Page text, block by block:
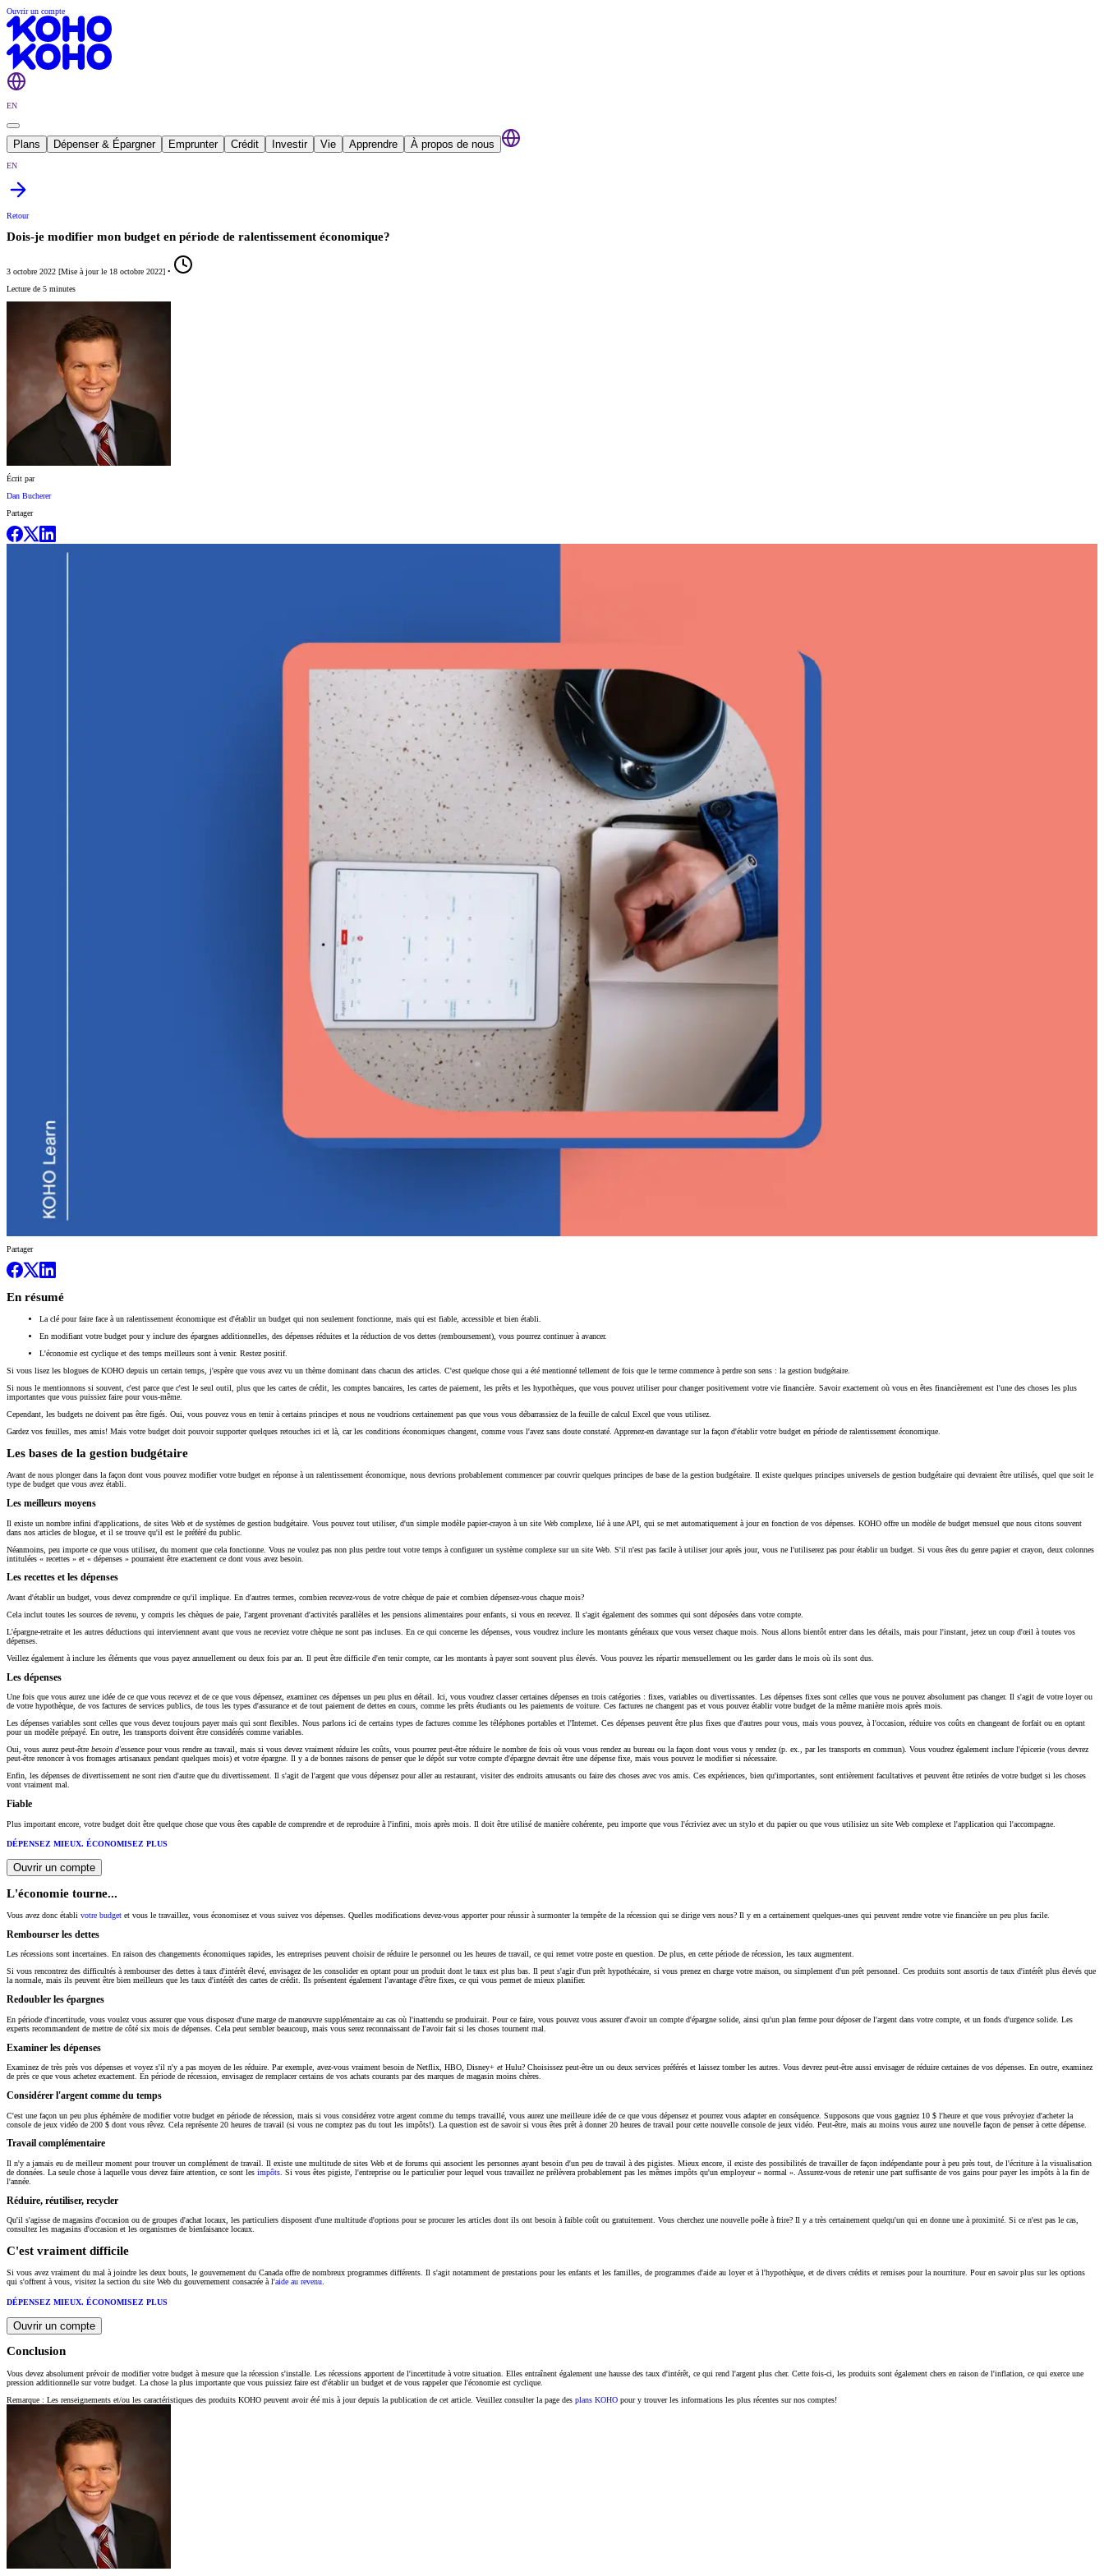
Ouvrir un compte
EN
Plans Dépenser & Épargner Emprunter Crédit Investir Vie Apprendre À propos de nous
EN
Retour
Dois-je modifier mon budget en période de ralentissement économique?
3 octobre 2022 [Mise à jour le 18 octobre 2022] •
Lecture de 5 minutes
Écrit par
Dan Bucherer
Partager
Partager
En résumé
La clé pour faire face à un ralentissement économique est d'établir un budget qui non seulement fonctionne, mais qui est fiable, accessible et bien établi.
En modifiant votre budget pour y inclure des épargnes additionnelles, des dépenses réduites et la réduction de vos dettes (remboursement), vous pourrez continuer à avancer.
L'économie est cyclique et des temps meilleurs sont à venir. Restez positif.
Si vous lisez les blogues de KOHO depuis un certain temps, j'espère que vous avez vu un thème dominant dans chacun des articles. C'est quelque chose qui a été mentionné tellement de fois que le terme commence à perdre son sens : la gestion budgétaire.
Si nous le mentionnons si souvent, c'est parce que c'est le seul outil, plus que les cartes de crédit, les comptes bancaires, les cartes de paiement, les prêts et les hypothèques, que vous pouvez utiliser pour changer positivement votre vie financière. Savoir exactement où vous en êtes financièrement est l'une des choses les plus
importantes que vous puissiez faire pour vous-même.
Cependant, les budgets ne doivent pas être figés. Oui, vous pouvez vous en tenir à certains principes et nous ne voudrions certainement pas que vous vous débarrassiez de la feuille de calcul Excel que vous utilisez.
Gardez vos feuilles, mes amis! Mais votre budget doit pouvoir supporter quelques retouches ici et là, car les conditions économiques changent, comme vous l'avez sans doute constaté. Apprenez-en davantage sur la façon d'établir votre budget en période de ralentissement économique.
Les bases de la gestion budgétaire
Avant de nous plonger dans la façon dont vous pouvez modifier votre budget en réponse à un ralentissement économique, nous devrions probablement commencer par couvrir quelques principes de base de la gestion budgétaire. Il existe quelques principes universels de gestion budgétaire qui devraient être utilisés, quel que soit le
type de budget que vous avez établi.
Les meilleurs moyens
Il existe un nombre infini d'applications, de sites Web et de systèmes de gestion budgétaire. Vous pouvez tout utiliser, d'un simple modèle papier-crayon à un site Web complexe, lié à une API, qui se met automatiquement à jour en fonction de vos dépenses. KOHO offre un modèle de budget mensuel que nous citons souvent
dans nos articles de blogue, et il se trouve qu'il est le préféré du public.
Néanmoins, peu importe ce que vous utilisez, du moment que cela fonctionne. Vous ne voulez pas non plus perdre tout votre temps à configurer un système complexe sur un site Web. S'il n'est pas facile à utiliser jour après jour, vous ne l'utiliserez pas pour établir un budget. Si vous êtes du genre papier et crayon, deux colonnes
intitulées « recettes » et « dépenses » pourraient être exactement ce dont vous avez besoin.
Les recettes et les dépenses
Avant d'établir un budget, vous devez comprendre ce qu'il implique. En d'autres termes, combien recevez-vous de votre chèque de paie et combien dépensez-vous chaque mois?
Cela inclut toutes les sources de revenu, y compris les chèques de paie, l'argent provenant d'activités parallèles et les pensions alimentaires pour enfants, si vous en recevez. Il s'agit également des sommes qui sont déposées dans votre compte.
L'épargne-retraite et les autres déductions qui interviennent avant que vous ne receviez votre chèque ne sont pas incluses. En ce qui concerne les dépenses, vous voudrez inclure les montants généraux que vous versez chaque mois. Nous allons bientôt entrer dans les détails, mais pour l'instant, jetez un coup d'œil à toutes vos
dépenses.
Veillez également à inclure les éléments que vous payez annuellement ou deux fois par an. Il peut être difficile d'en tenir compte, car les montants à payer sont souvent plus élevés. Vous pouvez les répartir mensuellement ou les garder dans le mois où ils sont dus.
Les dépenses
Une fois que vous aurez une idée de ce que vous recevez et de ce que vous dépensez, examinez ces dépenses un peu plus en détail. Ici, vous voudrez classer certaines dépenses en trois catégories : fixes, variables ou divertissantes. Les dépenses fixes sont celles que vous ne pouvez absolument pas changer. Il s'agit de votre loyer ou
de votre hypothèque, de vos factures de services publics, de tous les types d'assurance et de tout paiement de dettes en cours, comme les prêts étudiants ou les paiements de voiture. Ces factures ne changent pas et vous pouvez établir votre budget de la même manière mois après mois.
Les dépenses variables sont celles que vous devez toujours payer mais qui sont flexibles. Nous parlons ici de certains types de factures comme les téléphones portables et l'Internet. Ces dépenses peuvent être plus fixes que d'autres pour vous, mais vous pouvez, à l'occasion, réduire vos coûts en changeant de forfait ou en optant
pour un modèle prépayé. En outre, les transports doivent être considérés comme variables.
Oui, vous aurez peut-être besoin d'essence pour vous rendre au travail, mais si vous devez vraiment réduire les coûts, vous pourrez peut-être réduire le nombre de fois où vous vous rendez au bureau ou la façon dont vous vous y rendez (p. ex., par les transports en commun). Vous voudrez également inclure l'épicerie (vous devrez
peut-être renoncer à vos fromages artisanaux pendant quelques mois) et votre épargne. Il y a de bonnes raisons de penser que le dépôt sur votre compte d'épargne devrait être une dépense fixe, mais vous pouvez le modifier si nécessaire.
Enfin, les dépenses de divertissement ne sont rien d'autre que du divertissement. Il s'agit de l'argent que vous dépensez pour aller au restaurant, visiter des endroits amusants ou faire des choses avec vos amis. Ces expériences, bien qu'importantes, sont entièrement facultatives et peuvent être retirées de votre budget si les choses
vont vraiment mal.
Fiable
Plus important encore, votre budget doit être quelque chose que vous êtes capable de comprendre et de reproduire à l'infini, mois après mois. Il doit être utilisé de manière cohérente, peu importe que vous l'écriviez avec un stylo et du papier ou que vous utilisiez un site Web complexe et l'application qui l'accompagne.
DÉPENSEZ MIEUX. ÉCONOMISEZ PLUS
Ouvrir un compte
L'économie tourne...
Vous avez donc établi votre budget et vous le travaillez, vous économisez et vous suivez vos dépenses. Quelles modifications devez-vous apporter pour réussir à surmonter la tempête de la récession qui se dirige vers nous? Il y en a certainement quelques-unes qui peuvent rendre votre vie financière un peu plus facile.
Rembourser les dettes
Les récessions sont incertaines. En raison des changements économiques rapides, les entreprises peuvent choisir de réduire le personnel ou les heures de travail, ce qui remet votre poste en question. De plus, en cette période de récession, les taux augmentent.
Si vous rencontrez des difficultés à rembourser des dettes à taux d'intérêt élevé, envisagez de les consolider en optant pour un produit dont le taux est plus bas. Il peut s'agir d'un prêt hypothécaire, si vous prenez en charge votre maison, ou simplement d'un prêt personnel. Ces produits sont assortis de taux d'intérêt plus élevés que
la normale, mais ils peuvent être bien meilleurs que les taux d'intérêt des cartes de crédit. Ils présentent également l'avantage d'être fixes, ce qui vous permet de mieux planifier.
Redoubler les épargnes
En période d'incertitude, vous voulez vous assurer que vous disposez d'une marge de manœuvre supplémentaire au cas où l'inattendu se produirait. Pour ce faire, vous pouvez vous assurer d'avoir un compte d'épargne solide, ainsi qu'un plan ferme pour déposer de l'argent dans votre compte, et un fonds d'urgence solide. Les
experts recommandent de mettre de côté six mois de dépenses. Cela peut sembler beaucoup, mais vous serez reconnaissant de l'avoir fait si les choses tournent mal.
Examiner les dépenses
Examinez de très près vos dépenses et voyez s'il n'y a pas moyen de les réduire. Par exemple, avez-vous vraiment besoin de Netflix, HBO, Disney+ et Hulu? Choisissez peut-être un ou deux services préférés et laissez tomber les autres. Vous devrez peut-être aussi envisager de réduire certaines de vos dépenses. En outre, examinez
de près ce que vous achetez exactement. En période de récession, envisagez de remplacer certains de vos achats courants par des marques de magasin moins chères.
Considérer l'argent comme du temps
C'est une façon un peu plus éphémère de modifier votre budget en période de récession, mais si vous considérez votre argent comme du temps travaillé, vous aurez une meilleure idée de ce que vous dépensez et pourrez vous adapter en conséquence. Supposons que vous gagniez 10 $ l'heure et que vous prévoyiez d'acheter la
console de jeux vidéo de 200 $ dont vous rêvez. Cela représente 20 heures de travail (si vous ne comptez pas du tout les impôts!). La question est de savoir si vous êtes prêt à donner 20 heures de travail pour cette nouvelle console de jeux vidéo. Peut-être, mais au moins vous aurez une nouvelle façon de penser à cette dépense.
Travail complémentaire
Il n'y a jamais eu de meilleur moment pour trouver un complément de travail. Il existe une multitude de sites Web et de forums qui associent les personnes ayant besoin d'un peu de travail à des pigistes. Mieux encore, il existe des possibilités de travailler de façon indépendante pour à peu près tout, de l'écriture à la visualisation
de données. La seule chose à laquelle vous devez faire attention, ce sont les impôts . Si vous êtes pigiste, l'entreprise ou le particulier pour lequel vous travaillez ne prélèvera probablement pas les mêmes impôts qu'un employeur « normal ». Assurez-vous de retenir une part suffisante de vos gains pour payer les impôts à la fin de
l'année.
Réduire, réutiliser, recycler
Qu'il s'agisse de magasins d'occasion ou de groupes d'achat locaux, les particuliers disposent d'une multitude d'options pour se procurer les articles dont ils ont besoin à faible coût ou gratuitement. Vous cherchez une nouvelle poêle à frire? Il y a très certainement quelqu'un qui en donne une à proximité. Si ce n'est pas le cas,
consultez les magasins d'occasion et les organismes de bienfaisance locaux.
C'est vraiment difficile
Si vous avez vraiment du mal à joindre les deux bouts, le gouvernement du Canada offre de nombreux programmes différents. Il s'agit notamment de prestations pour les enfants et les familles, de programmes d'aide au loyer et à l'hypothèque, et de divers crédits et remises pour la nourriture. Pour en savoir plus sur les options
qui s'offrent à vous, visitez la section du site Web du gouvernement consacrée à l'aide au revenu.
DÉPENSEZ MIEUX. ÉCONOMISEZ PLUS
Ouvrir un compte
Conclusion
Vous devez absolument prévoir de modifier votre budget à mesure que la récession s'installe. Les récessions apportent de l'incertitude à votre situation. Elles entraînent également une hausse des taux d'intérêt, ce qui rend l'argent plus cher. Cette fois-ci, les produits sont également chers en raison de l'inflation, ce qui exerce une
pression additionnelle sur votre budget. La chose la plus importante que vous puissiez faire est d'établir un budget et de vous rappeler que l'économie est cyclique.
Remarque : Les renseignements et/ou les caractéristiques des produits KOHO peuvent avoir été mis à jour depuis la publication de cet article. Veuillez consulter la page des plans KOHO pour y trouver les informations les plus récentes sur nos comptes!